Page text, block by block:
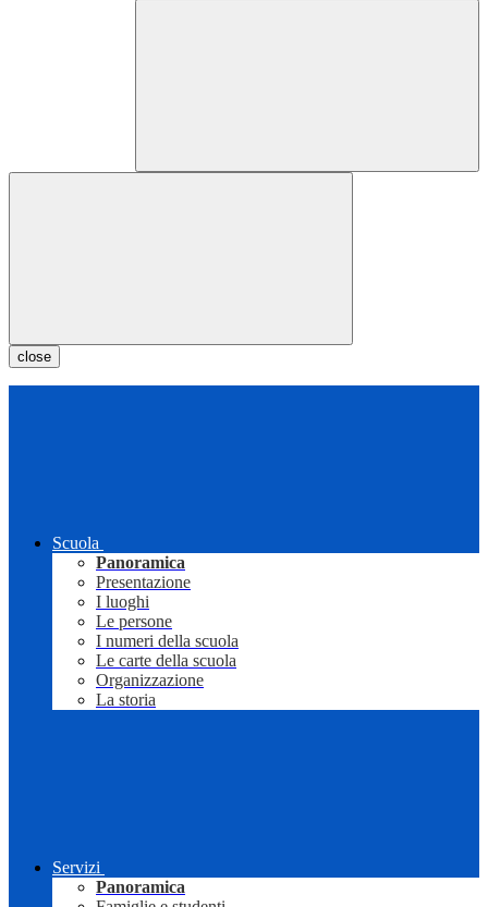
close
Scuola
Panoramica
Presentazione
I luoghi
Le persone
I numeri della scuola
Le carte della scuola
Organizzazione
La storia
Servizi
Panoramica